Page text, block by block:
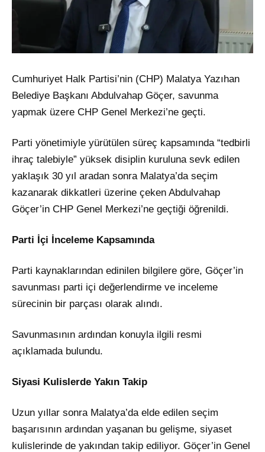
Cumhuriyet Halk Partisi’nin (CHP) Malatya Yazıhan
Belediye Başkanı Abdulvahap Göçer, savunma
yapmak üzere CHP Genel Merkezi’ne geçti.
Parti yönetimiyle yürütülen süreç kapsamında “tedbirli
ihraç talebiyle” yüksek disiplin kuruluna sevk edilen
yaklaşık 30 yıl aradan sonra Malatya’da seçim
kazanarak dikkatleri üzerine çeken Abdulvahap
Göçer’in CHP Genel Merkezi’ne geçtiği öğrenildi.
Parti İçi İnceleme Kapsamında
Parti kaynaklarından edinilen bilgilere göre, Göçer’in
savunması parti içi değerlendirme ve inceleme
sürecinin bir parçası olarak alındı.
Savunmasının ardından konuyla ilgili resmi
açıklamada bulundu.
Siyasi Kulislerde Yakın Takip
Uzun yıllar sonra Malatya’da elde edilen seçim
başarısının ardından yaşanan bu gelişme, siyaset
kulislerinde de yakından takip ediliyor. Göçer’in Genel